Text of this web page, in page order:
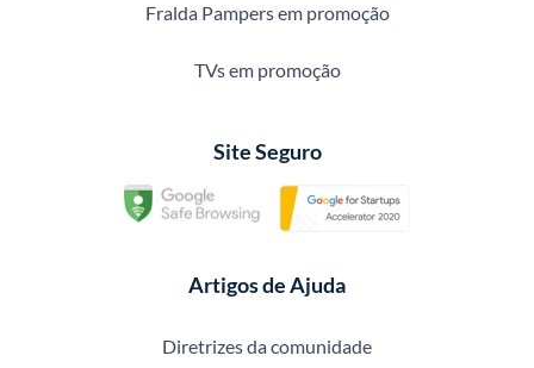
Fralda Pampers em promoção
TVs em promoção
Site Seguro
Artigos de Ajuda
Diretrizes da comunidade